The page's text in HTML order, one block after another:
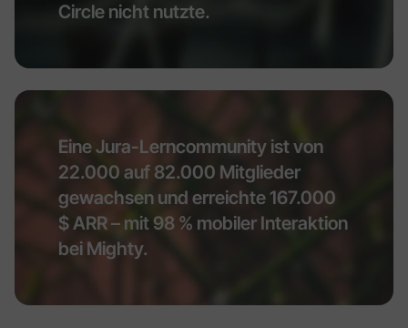
Circle nicht nutzte.
Eine Jura-Lerncommunity ist von
22.000 auf 82.000 Mitglieder
gewachsen und erreichte 167.000
$ ARR – mit 98 % mobiler Interaktion
bei Mighty.